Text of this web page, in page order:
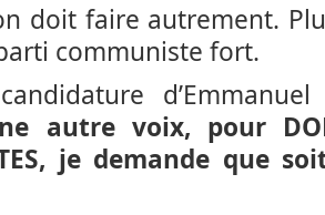
doit faire autrement.
communiste fort.
autre voix, pour
je demande que